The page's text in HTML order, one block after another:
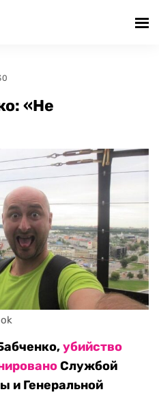
«Не
убийство
Службой
и Генеральной